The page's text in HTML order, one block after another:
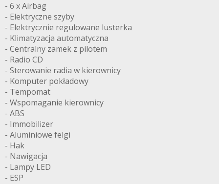
- 6 x Airbag
- Elektryczne szyby
- Elektrycznie regulowane lusterka
- Klimatyzacja automatyczna
- Centralny zamek z pilotem
- Radio CD
- Sterowanie radia w kierownicy
- Komputer pokładowy
- Tempomat
- Wspomaganie kierownicy
- ABS
- Immobilizer
- Aluminiowe felgi
- Hak
- Nawigacja
- Lampy LED
- ESP